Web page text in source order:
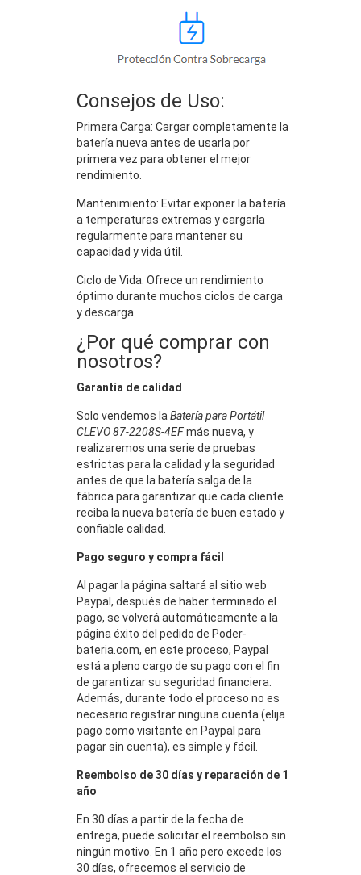
Consejos de Uso:
Primera Carga: Cargar completamente la
batería nueva antes de usarla por
primera vez para obtener el mejor
rendimiento.
Mantenimiento: Evitar exponer la batería
a temperaturas extremas y cargarla
regularmente para mantener su
capacidad y vida útil.
Ciclo de Vida: Ofrece un rendimiento
óptimo durante muchos ciclos de carga
y descarga.
¿Por qué comprar con
nosotros?
Garantía de calidad
Solo vendemos la Batería para Portátil
CLEVO 87-2208S-4EFmás nueva, y
realizaremos una serie de pruebas
estrictas para la calidad y la seguridad
antes de que la batería salga de la
fábrica para garantizar que cada cliente
reciba la nueva batería de buen estado y
confiable calidad.
Pago seguro y compra fácil
Al pagar la página saltará al sitio web
Paypal, después de haber terminado el
pago, se volverá automáticamente a la
página éxito del pedido de Poder-
bateria.com, en este proceso, Paypal
está a pleno cargo de su pago con el fin
de garantizar su seguridad financiera.
Además, durante todo el proceso no es
necesario registrar ninguna cuenta (elija
pago como visitante en Paypal para
pagar sin cuenta), es simple y fácil.
Reembolso de 30 días y reparación de 1
año
En 30 días a partir de la fecha de
entrega, puede solicitar el reembolso sin
ningún motivo. En 1 año pero excede los
30 días, ofrecemos el servicio de